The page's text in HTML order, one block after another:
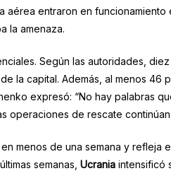
aérea entraron en funcionamiento
la amenaza.
Según las autoridades,
de la capital. Además, al menos 46
expresó: “No hay palabras
operaciones de rescate
en menos de una semana y refleja
semanas, Ucrania intensificó